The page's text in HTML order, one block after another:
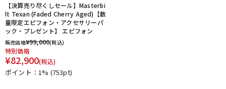
【決算売り尽くしセール】Masterbi
lt Texan (Faded Cherry Aged)【数
量限定エピフォン・アクセサリーパ
ック・プレゼント】 エピフォン
販売価格¥99,000(税込)
特別価格
¥82,900(税込)
ポイント：1% (753pt)